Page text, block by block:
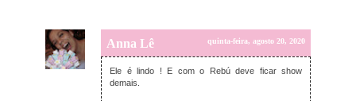
Anna Lê quinta-feira, agosto 20, 2020
Ele é lindo ! E com o Rebú deve ficar show
demais.